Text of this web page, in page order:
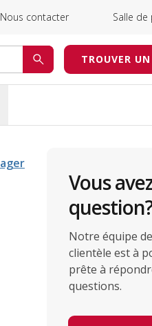
Nous contacter Salle de
RECHERCHETROUVER
Vous
Notre équipe
clientèle est à
prête à
questions.